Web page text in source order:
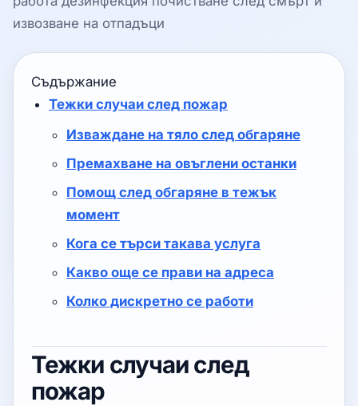
извозване на отпадъци
Съдържание
Тежки случаи след пожар
Изваждане на тяло след обгаряне
Премахване на овъглени останки
Помощ след обгаряне в тежък
момент
Кога се търси такава услуга
Какво още се прави на адреса
Колко дискретно се работи
Тежки случаи след
пожар